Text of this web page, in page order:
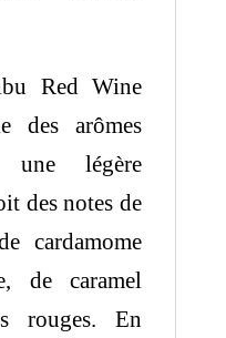
Red Wine
des arômes
une légère
des notes de
cardamome
de caramel
rouges. En